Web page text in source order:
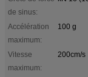
de sinus:
Accélération
maximum:
100 g
Vitesse
maximum:
200cm/s